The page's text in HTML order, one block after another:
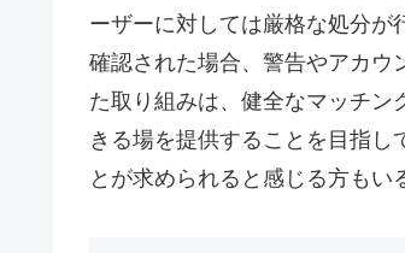
ーザーに対しては厳格な処分が
確認された場合、警告やアカウ
た取り組みは、健全なマッチン
きる場を提供することを目指し
とが求められると感じる方もい